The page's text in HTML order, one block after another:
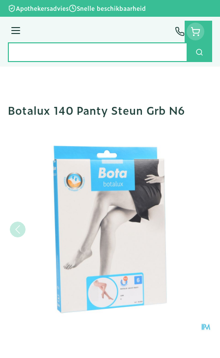
Ga naar de inhoud
Apothekersadvies Snelle beschikbaarheid
Menu
Zoek
Botalux 140 Panty Steun Grb N6